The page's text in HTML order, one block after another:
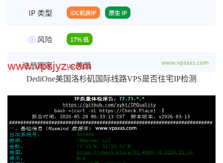
DediOne美国洛杉矶国际线路VPS是否住宅IP检测